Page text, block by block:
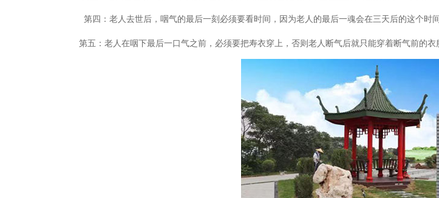
第四：老人去世后，咽气的最后一刻必须要看时间，因为老人的最后一魂会在三天后的这个时
第五：老人在咽下最后一口气之前，必须要把寿衣穿上，否则老人断气后就只能穿着断气前的衣